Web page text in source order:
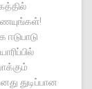
துடிப்பான